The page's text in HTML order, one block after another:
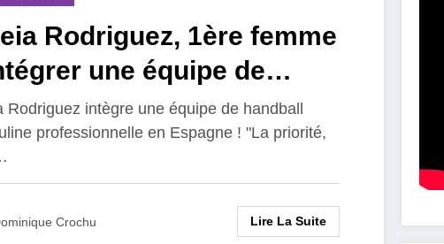
Rodriguez, 1ère femme
une équipe de
masculine
Rodriguez intègre une équipe de handball
professionnelle en Espagne ! "La priorité,
Crochu Lire La Suite